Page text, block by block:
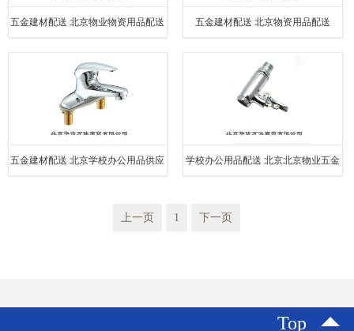
五金建材配送 北京物业物资用品配送 五金建材配送 北京物资用品配送
五金建材配送 北京学校办公用品供应 学校办公用品配送 北京北京物业五金
上一页 1 下一页
Top